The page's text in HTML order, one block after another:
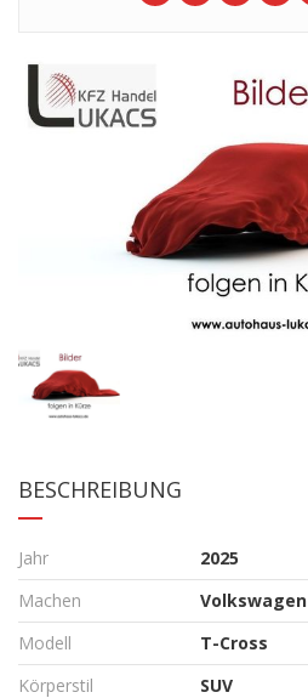
BESCHREIBUNG
Jahr
2025
Machen
Volkswagen
Modell
T-Cross
Körperstil
SUV